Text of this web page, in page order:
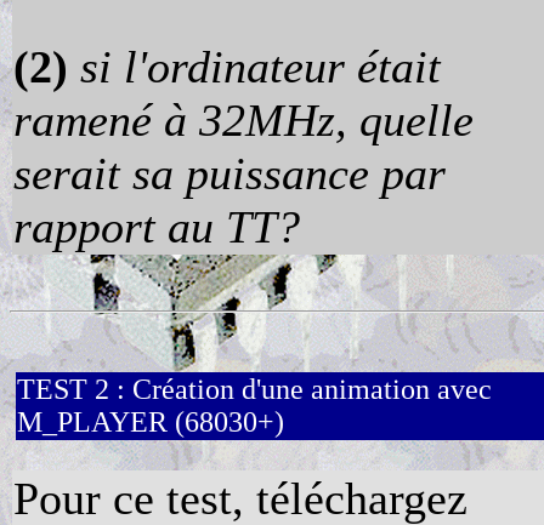
(2) si l'ordinateur était
ramené à 32MHz, quelle
serait sa puissance par
rapport au TT?
TEST 2 : Création d'une animation avec
M_PLAYER (68030+)
Pour ce test, téléchargez